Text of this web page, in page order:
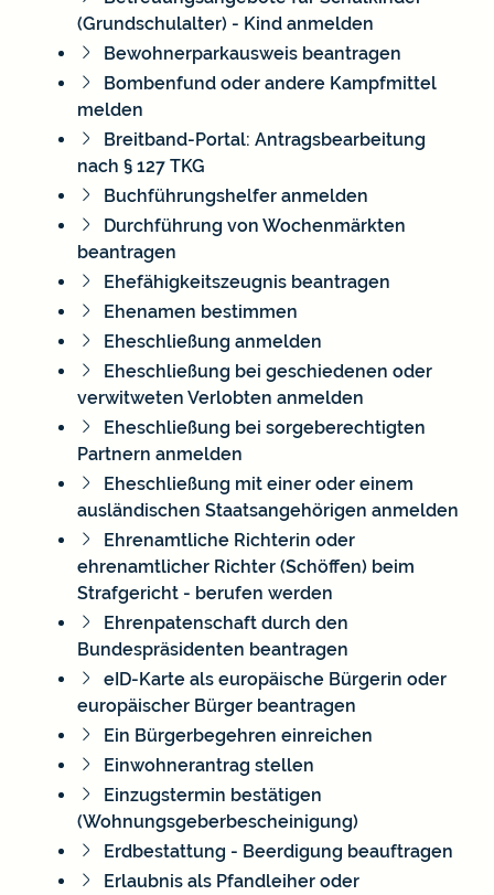
(Grundschulalter) - Kind anmelden
Bewohnerparkausweis beantragen
Bombenfund oder andere Kampfmittel
melden
Breitband-Portal: Antragsbearbeitung
nach § 127 TKG
Buchführungshelfer anmelden
Durchführung von Wochenmärkten
beantragen
Ehefähigkeitszeugnis beantragen
Ehenamen bestimmen
Eheschließung anmelden
Eheschließung bei geschiedenen oder
verwitweten Verlobten anmelden
Eheschließung bei sorgeberechtigten
Partnern anmelden
Eheschließung mit einer oder einem
ausländischen Staatsangehörigen anmelden
Ehrenamtliche Richterin oder
ehrenamtlicher Richter (Schöffen) beim
Strafgericht - berufen werden
Ehrenpatenschaft durch den
Bundespräsidenten beantragen
eID-Karte als europäische Bürgerin oder
europäischer Bürger beantragen
Ein Bürgerbegehren einreichen
Einwohnerantrag stellen
Einzugstermin bestätigen
(Wohnungsgeberbescheinigung)
Erdbestattung - Beerdigung beauftragen
Erlaubnis als Pfandleiher oder